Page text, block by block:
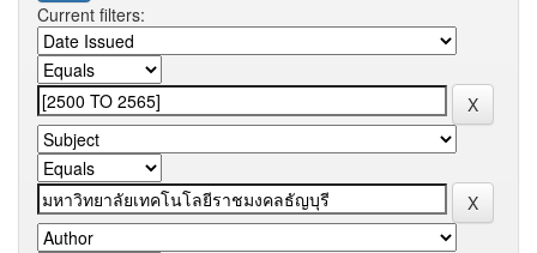
Current filters: